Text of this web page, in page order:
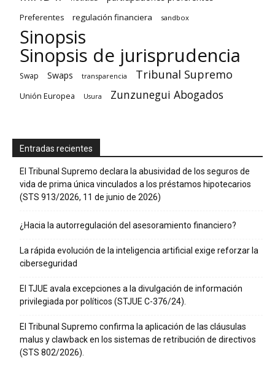
Preferentes regulación financiera sandbox
Sinopsis
Sinopsis de jurisprudencia
Swap Swaps transparencia Tribunal Supremo
Unión Europea Usura Zunzunegui Abogados
Entradas recientes
El Tribunal Supremo declara la abusividad de los seguros de
vida de prima única vinculados a los préstamos hipotecarios
(STS 913/2026, 11 de junio de 2026)
¿Hacia la autorregulación del asesoramiento financiero?
La rápida evolución de la inteligencia artificial exige reforzar la
ciberseguridad
El TJUE avala excepciones a la divulgación de información
privilegiada por políticos (STJUE C-376/24).
El Tribunal Supremo confirma la aplicación de las cláusulas
malus y clawback en los sistemas de retribución de directivos
(STS 802/2026).